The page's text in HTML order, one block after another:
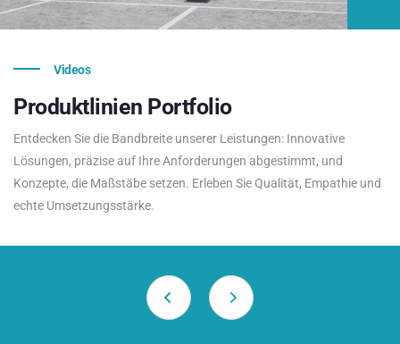
Videos
Produktlinien Portfolio
Entdecken Sie die Bandbreite unserer Leistungen: Innovative
Lösungen, präzise auf Ihre Anforderungen abgestimmt, und
Konzepte, die Maßstäbe setzen. Erleben Sie Qualität, Empathie und
echte Umsetzungsstärke.